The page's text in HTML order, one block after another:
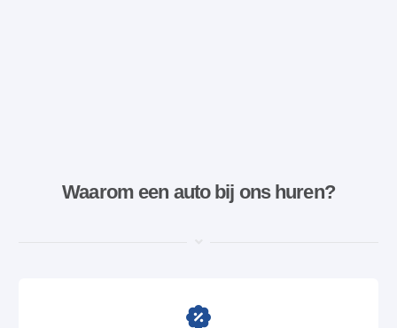
Waarom een ​​auto bij ons huren?